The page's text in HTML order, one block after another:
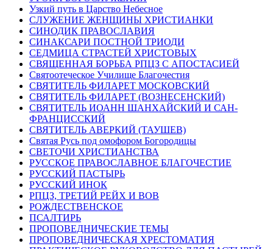
Узкий путь в Царство Небесное
СЛУЖЕНИЕ ЖЕНЩИНЫ ХРИСТИАНКИ
СИНОДИК ПРАВОСЛАВИЯ
СИНАКСАРИ ПОСТНОЙ ТРИОДИ
СЕДМИЦА СТРАСТЕЙ ХРИСТОВЫХ
СВЯЩЕННАЯ БОРЬБА РПЦЗ С АПОСТАСИЕЙ
Святоотеческое Училище Благочестия
СВЯТИТЕЛЬ ФИЛАРЕТ МОСКОВСКИЙ
СВЯТИТЕЛЬ ФИЛАРЕТ (ВОЗНЕСЕНСКИЙ)
СВЯТИТЕЛЬ ИОАНН ШАНХАЙСКИЙ И САН-
ФРАНЦИССКИЙ
СВЯТИТЕЛЬ АВЕРКИЙ (ТАУШЕВ)
Святая Русь под омофором Богородицы
СВЕТОЧИ ХРИСТИАНСТВА
РУССКОЕ ПРАВОСЛАВНОЕ БЛАГОЧЕСТИЕ
РУССКИЙ ПАСТЫРЬ
РУССКИЙ ИНОК
РПЦЗ, ТРЕТИЙ РЕЙХ И ВОВ
РОЖДЕСТВЕНСКОЕ
ПСАЛТИРЬ
ПРОПОВЕДНИЧЕСКИЕ ТЕМЫ
ПРОПОВЕДНИЧЕСКАЯ ХРЕСТОМАТИЯ